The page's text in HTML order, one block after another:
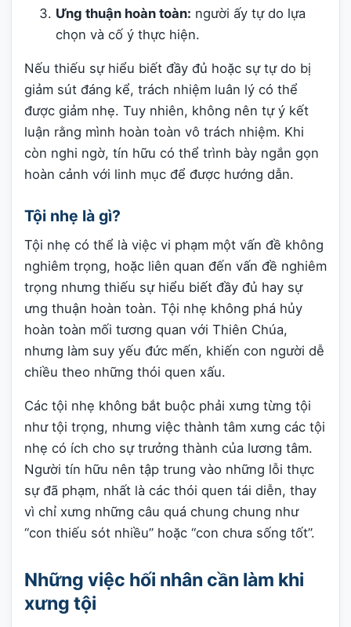
Ưng thuận hoàn toàn: người ấy tự do lựa
chọn và cố ý thực hiện.
Nếu thiếu sự hiểu biết đầy đủ hoặc sự tự do bị
giảm sút đáng kể, trách nhiệm luân lý có thể
được giảm nhẹ. Tuy nhiên, không nên tự ý kết
luận rằng mình hoàn toàn vô trách nhiệm. Khi
còn nghi ngờ, tín hữu có thể trình bày ngắn gọn
hoàn cảnh với linh mục để được hướng dẫn.
Tội nhẹ là gì?
Tội nhẹ có thể là việc vi phạm một vấn đề không
nghiêm trọng, hoặc liên quan đến vấn đề nghiêm
trọng nhưng thiếu sự hiểu biết đầy đủ hay sự
ưng thuận hoàn toàn. Tội nhẹ không phá hủy
hoàn toàn mối tương quan với Thiên Chúa,
nhưng làm suy yếu đức mến, khiến con người dễ
chiều theo những thói quen xấu.
Các tội nhẹ không bắt buộc phải xưng từng tội
như tội trọng, nhưng việc thành tâm xưng các tội
nhẹ có ích cho sự trưởng thành của lương tâm.
Người tín hữu nên tập trung vào những lỗi thực
sự đã phạm, nhất là các thói quen tái diễn, thay
vì chỉ xưng những câu quá chung chung như
“con thiếu sót nhiều” hoặc “con chưa sống tốt”.
Những việc hối nhân cần làm khi
xưng tội